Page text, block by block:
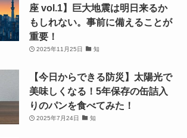
座 vol.1】巨大地震は明日来るか
もしれない。事前に備えることが
重要！
2025年11月25日 知
【今日からできる防災】太陽光で
美味しくなる！5年保存の缶詰入
りのパンを食べてみた！
2025年7月24日 知